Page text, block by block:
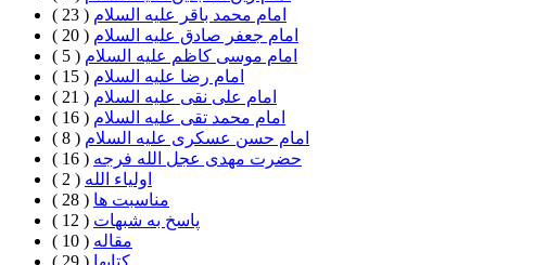
امام محمد باقر علیه السلام ( 23 )
امام جعفر صادق علیه السلام ( 20 )
امام موسی کاظم علیه السلام ( 5 )
امام رضا علیه السلام ( 15 )
امام علی نقی علیه السلام ( 21 )
امام محمد تقی علیه السلام ( 16 )
امام حسن عسکری علیه السلام ( 8 )
حضرت مهدی عجل الله فرجه ( 16 )
اولیاء الله ( 2 )
مناسبت ها ( 28 )
پاسخ به شبهات ( 12 )
مقاله ( 10 )
كتابها ( 29 )